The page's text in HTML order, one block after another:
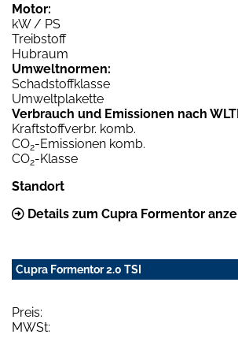
Motor:
kW / PS
Treibstoff
Hubraum
Umweltnormen:
Schadstoffklasse
Umweltplakette
Verbrauch und Emissionen nach
Kraftstoffverbr. komb.
CO2-Emissionen komb.
CO2-Klasse
Standort
Details zum Cupra Formentor
Cupra Formentor 2.0 TSI
Preis:
MWSt: